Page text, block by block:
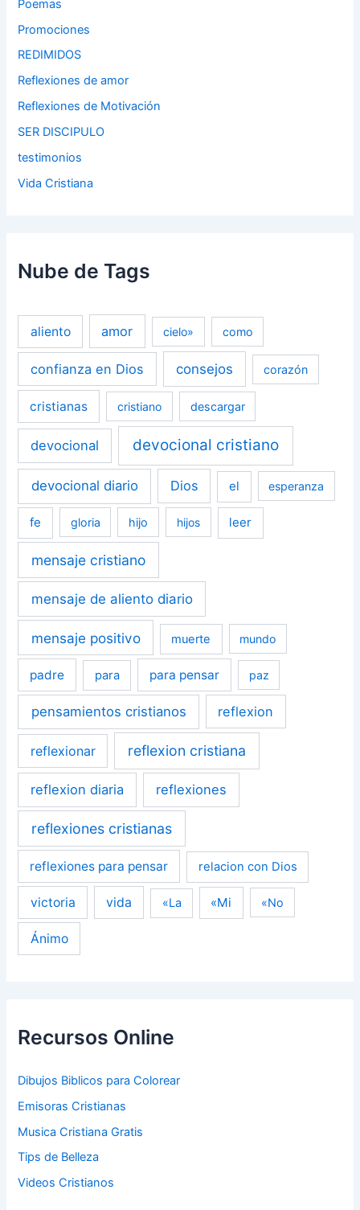
Poemas
Promociones
REDIMIDOS
Reflexiones de amor
Reflexiones de Motivación
SER DISCIPULO
testimonios
Vida Cristiana
Nube de Tags
aliento amor cielo» como
confianza en Dios consejos corazón
cristianas cristiano descargar
devocional devocional cristiano
devocional diario Dios el esperanza
fe gloria hijo hijos leer
mensaje cristiano
mensaje de aliento diario
mensaje positivo muerte mundo
padre para para pensar paz
pensamientos cristianos reflexion
reflexionar reflexion cristiana
reflexion diaria reflexiones
reflexiones cristianas
reflexiones para pensar relacion con Dios
victoria vida «La «Mi «No
Ánimo
Recursos Online
Dibujos Biblicos para Colorear
Emisoras Cristianas
Musica Cristiana Gratis
Tips de Belleza
Videos Cristianos